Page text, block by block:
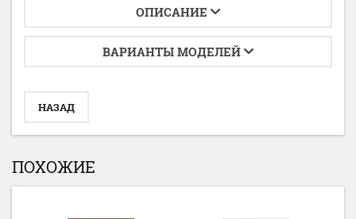
ОПИСАНИЕ
ВАРИАНТЫ МОДЕЛЕЙ
НАЗАД
ПОХОЖИЕ